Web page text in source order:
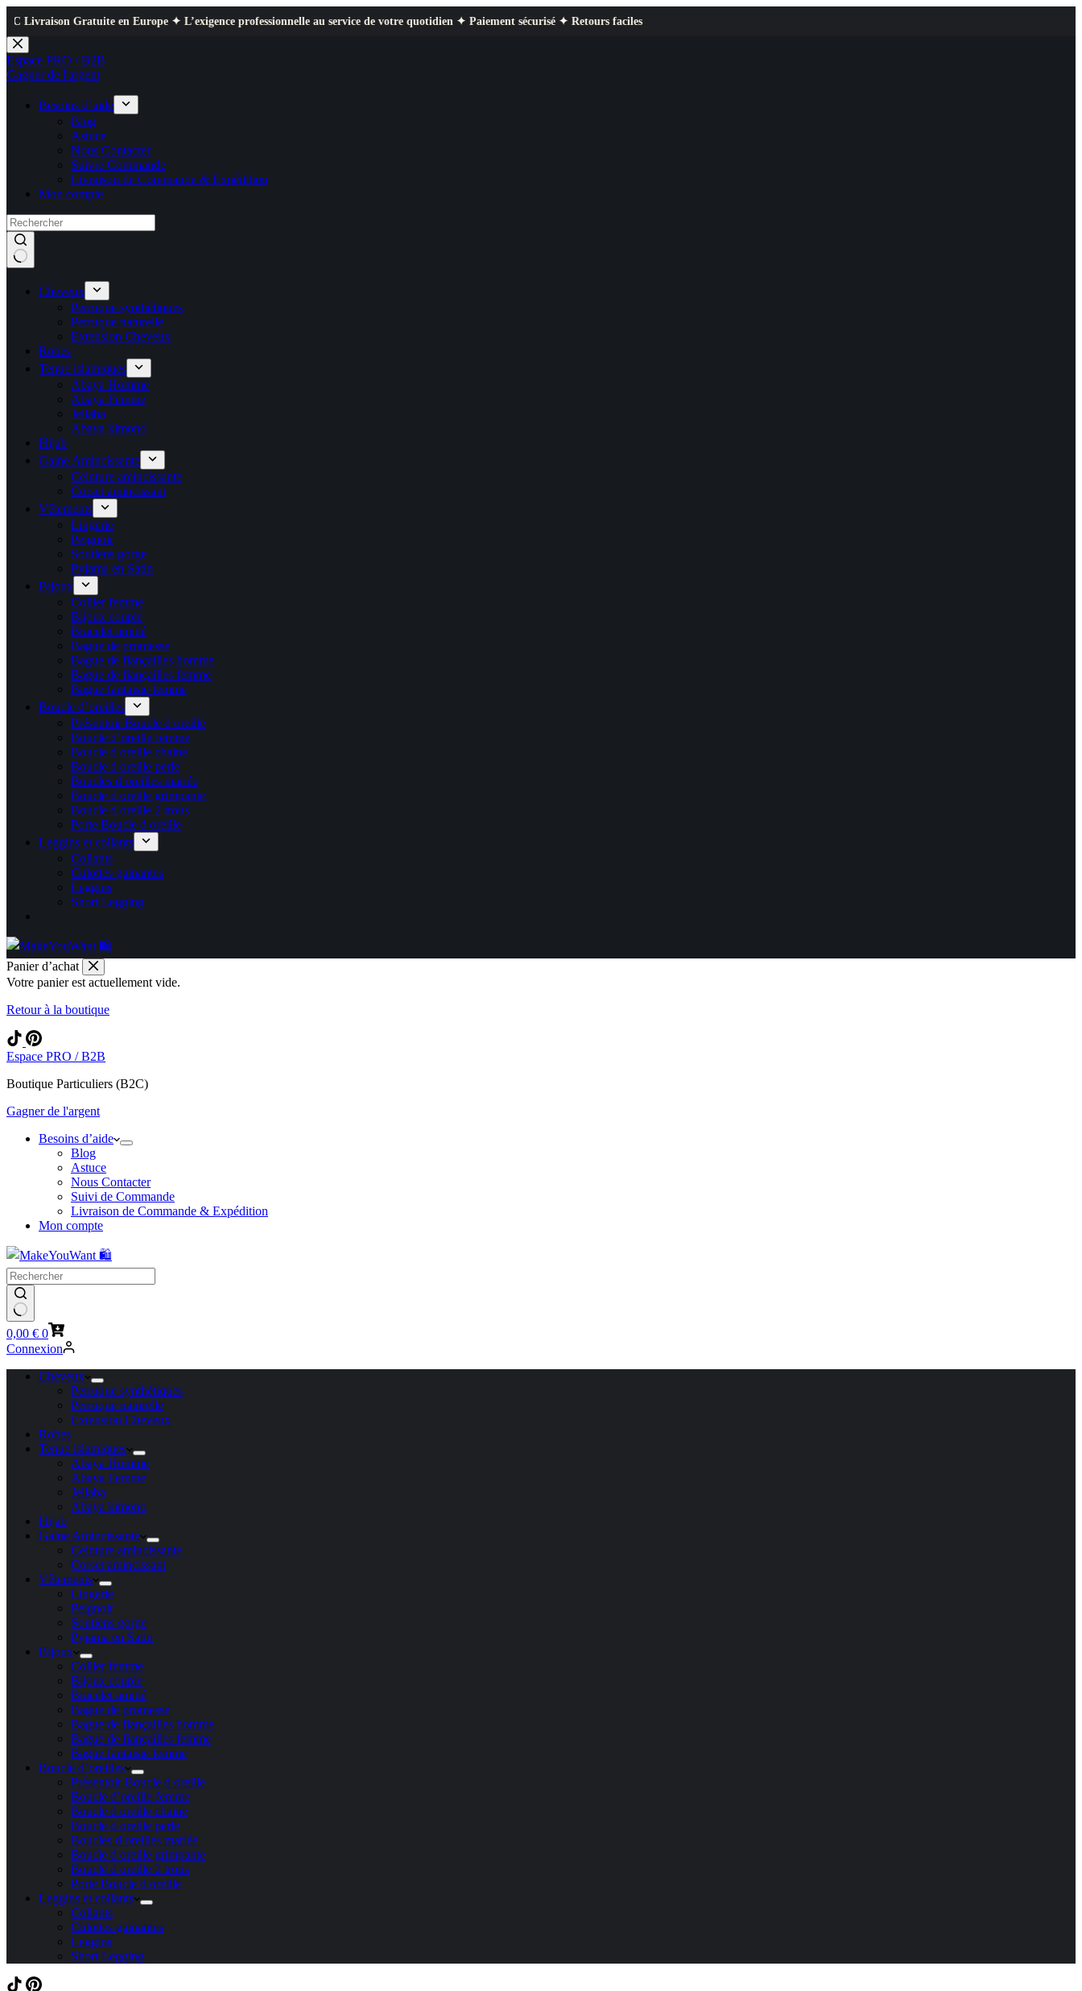
en Europe ✦ L’exigence professionnelle au service de votre quotidien ✦ Paiement sécurisé ✦ Retours faciles
Passer
au
contenu
Espace PRO / B2B
Gagner de l'argent
Besoins d’aide
Blog
Astuce
Nous Contacter
Suivre Commande
Livraison de Commande & Expédition
Mon compte
Cheveux
Perruque synthétiques
Perruque naturelle
Extension Cheveux
Robes
Tenue islamiques
Abaya Homme
Abaya Femme
Jellaba
Abaya kimono
Hijab
Gaine Amincissante
Ceinture amincissante
Corset amincissant
Vêtements
Lingerie
Peignoir
Soutiens gorge
Pyjama en Satin
Bijoux
Collier femme
Bijoux couple
Bracelet amitié
Bague de promesse
Bague de fiançailles homme
Bague de fiançailles femme
Bague fantaisie femme
Boucle d’oreilles
Présentoir Boucle d oreille
Boucle d’oreille femme
Boucle d oreille chaine
Boucle d oreille perle
Boucles d oreilles mariée
Boucle d oreille grimpante
Boucle d oreille 2 trous
Porte Boucle d oreille
Leggins et collants
Collants
Culottes gainantes
Leggins
Short Legging
Panier d’achat
Votre panier est actuellement vide.
Retour à la boutique
Espace PRO / B2B
Boutique Particuliers (B2C)
Gagner de l'argent
Besoins d’aide
Blog
Astuce
Nous Contacter
Suivi de Commande
Livraison de Commande & Expédition
Mon compte
Panier
d’achat
0,00 € 0
Connexion
Cheveux
Perruque synthétiques
Perruque naturelle
Extension Cheveux
Robes
Tenue islamiques
Abaya Homme
Abaya Femme
Jellaba
Abaya kimono
Hijab
Gaine Amincissante
Ceinture amincissante
Corset amincissant
Vêtements
Lingerie
Peignoir
Soutiens gorge
Pyjama en Satin
Bijoux
Collier femme
Bijoux couple
Bracelet amitié
Bague de promesse
Bague de fiançailles homme
Bague de fiançailles femme
Bague fantaisie femme
Boucle d’oreilles
Présentoir Boucle d oreille
Boucle d’oreille femme
Boucle d oreille chaine
Boucle d oreille perle
Boucles d oreilles mariée
Boucle d oreille grimpante
Boucle d oreille 2 trous
Porte Boucle d oreille
Leggins et collants
Collants
Culottes gainantes
Leggins
Short Legging